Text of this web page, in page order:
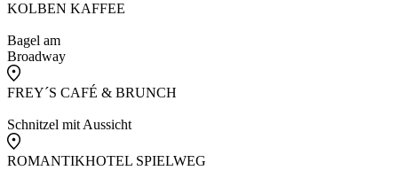
KOLBEN KAFFEE
Bagel am
Broadway
FREY´S CAFÉ & BRUNCH
Schnitzel mit Aussicht
ROMANTIKHOTEL SPIELWEG